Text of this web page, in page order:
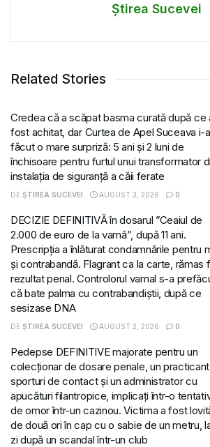
Știrea Sucevei
Related Stories
Credea că a scăpat basma curată după ce
fost achitat, dar Curtea de Apel Suceava i-a
făcut o mare surpriză: 5 ani și 2 luni de
închisoare pentru furtul unui transformator
instalația de siguranță a căii ferate
DE ȘTIREA SUCEVEI AUGUST 3, 2026 0
DECIZIE DEFINITIVĂ în dosarul ”Ceaiul de
2.000 de euro de la vamă”, după 11 ani.
Prescripția a înlăturat condamnările pentru
și contrabandă. Flagrant ca la carte, rămas
rezultat penal. Controlorul vamal s-a
că bate palma cu contrabandiștii, după ce
sesizase DNA
DE ȘTIREA SUCEVEI AUGUST 2, 2026 0
Pedepse DEFINITIVE majorate pentru un
colecționar de dosare penale, un
sporturi de contact și un administrator cu
apucături filantropice, implicați într-o
de omor într-un cazinou. Victima a fost
de două ori în cap cu o sabie de un metru,
zi după un scandal într-un club